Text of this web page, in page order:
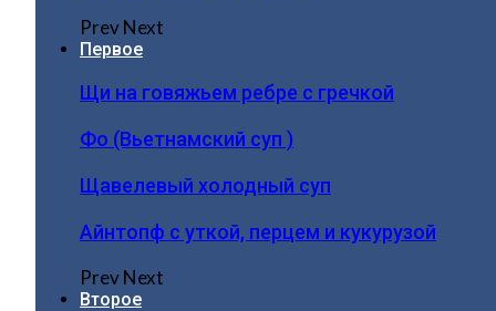
PrevNext
Первое
Щи на говяжьем ребре с гречкой
Фо (Вьетнамский суп )
Щавелевый холодный суп
Айнтопф с уткой, перцем и кукурузой
PrevNext
Второе